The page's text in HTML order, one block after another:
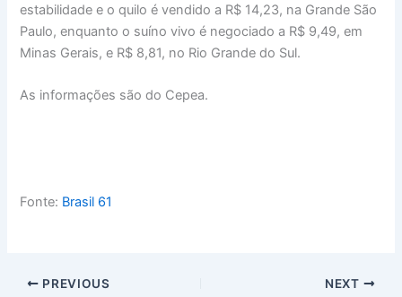
estabilidade e o quilo é vendido a R$ 14,23, na Grande São
Paulo, enquanto o suíno vivo é negociado a R$ 9,49, em
Minas Gerais, e R$ 8,81, no Rio Grande do Sul.
As informações são do Cepea.
Fonte: Brasil 61
PREVIOUS NEXT